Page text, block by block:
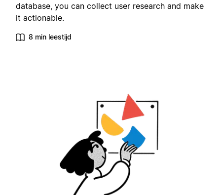
database, you can collect user research and make
it actionable.
8 min leestijd